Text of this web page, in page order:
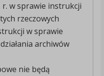
r. w sprawie instrukcji
rzeczowych
w sprawie
archiwów
nie będą